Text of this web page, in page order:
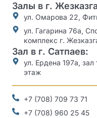
Залы в г.
ул. Омарова 22,
ул. Гагарина 76а,
комплекс г.
Зал в г. Сатпаев:
ул. Ердена 197а,
этаж
+7 (708) 709 73 71
+7 (708) 960 25 45